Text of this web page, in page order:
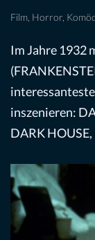
Film Horror
Im Jahre 1932
inszenieren:
DARK